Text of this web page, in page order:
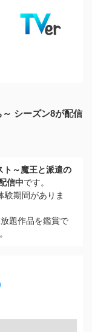
シーズン8が配信
ト～魔王と派遣の
信中です。
験期間がありま
題作品を鑑賞で